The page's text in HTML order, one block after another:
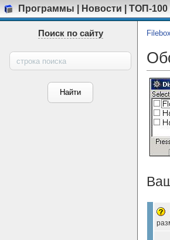
Программы Новости ТОП-100
Поиск по сайту